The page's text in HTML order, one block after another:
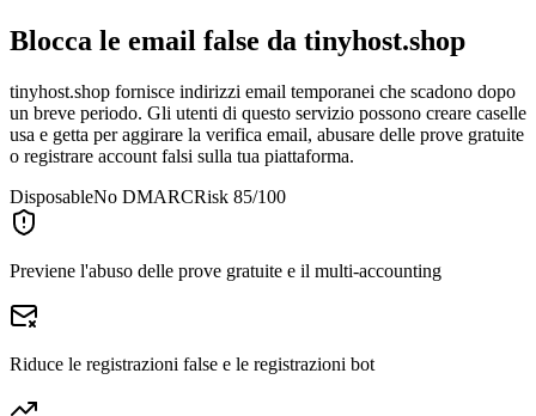
Blocca le email false da tinyhost.shop
tinyhost.shop fornisce indirizzi email temporanei che scadono dopo
un breve periodo. Gli utenti di questo servizio possono creare caselle
usa e getta per aggirare la verifica email, abusare delle prove gratuite
o registrare account falsi sulla tua piattaforma.
DisposableNo DMARCRisk 85/100
Previene l'abuso delle prove gratuite e il multi-accounting
Riduce le registrazioni false e le registrazioni bot